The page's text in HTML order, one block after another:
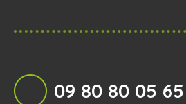
09 80 80 05 65